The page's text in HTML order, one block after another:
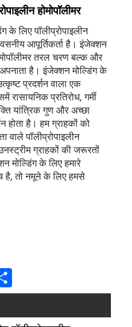
होमोपॉलीमर
लिए पॉलीप्रोपाइलीन
आपूर्तिकर्ता है। इंजेक्शन
तरल चरण बल्क और
है। इंजेक्शन मोल्डिंग के
प्रदर्शन वाला एक
रासायनिक प्रतिरोध, गर्मी
यांत्रिक गुण और अच्छा
होता है। हम ग्राहकों को
वाले पॉलीप्रोपाइलीन
ग्राहकों की जरूरतों
मोल्डिंग के लिए हमारे
है, तो नमूने के लिए हमसे